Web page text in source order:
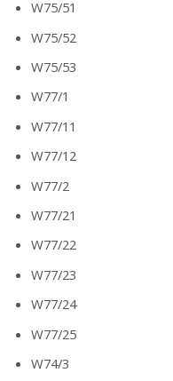
W75/51
W75/52
W75/53
W77/1
W77/11
W77/12
W77/2
W77/21
W77/22
W77/23
W77/24
W77/25
W74/3